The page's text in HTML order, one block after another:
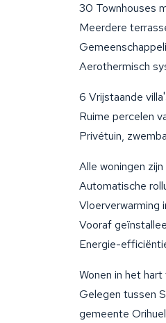
30 Townhouses
Meerdere
Aerothermisch
6 Vrijstaande
Ruime percelen
Privétuin,
Alle woningen
Automatische
Vloerverwarming
Vooraf
Energie-
Wonen in het
Gelegen tussen
gemeente